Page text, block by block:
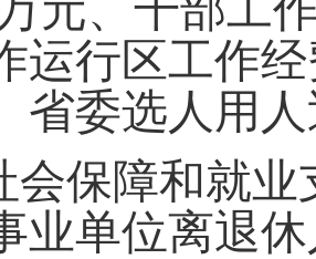
运行区工作
省委选人用
会保障和就业
业单位离退